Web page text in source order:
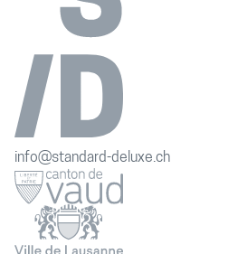
info@standard-deluxe.ch